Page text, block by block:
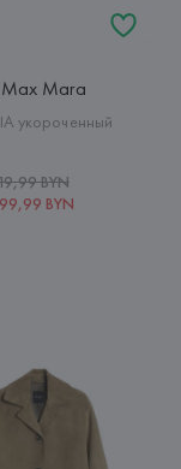
Mara
укороченный
BYN
BYN